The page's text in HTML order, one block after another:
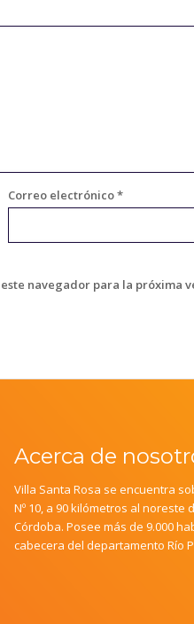
Correo electrónico*
navegador para la próxima
Acerca de
Villa Santa Rosa se encuentra
Nº 10, a 90 kilómetros al noreste
Córdoba. Posee más de 9.000
cabecera del departamento Río